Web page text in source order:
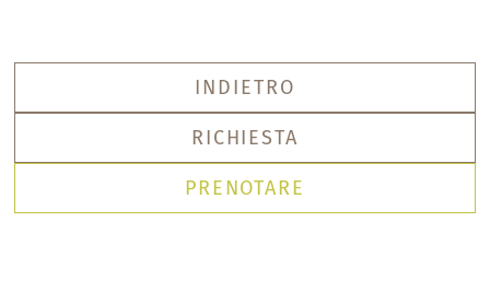
INDIETRO
RICHIESTA
PRENOTARE